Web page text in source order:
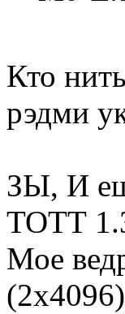
Кто
рэдми
ЗЫ, И
ТОТТ
Мое